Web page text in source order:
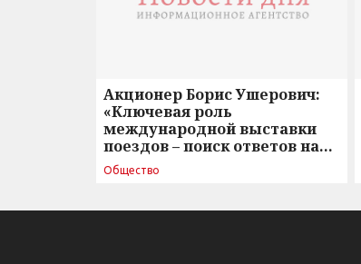
Акционер Борис Ушерович:
«Ключевая роль
международной выставки
поездов – поиск ответов на
вызовы времени»
Общество